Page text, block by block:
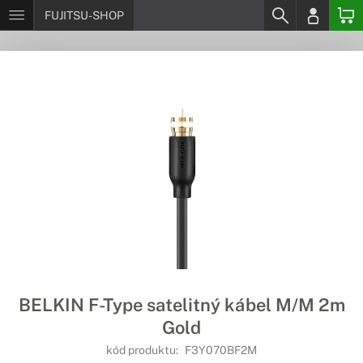
FUJITSU-SHOP
BELKIN F-Type satelitný kábel M/M 2m
Gold
kód produktu: F3Y070BF2M